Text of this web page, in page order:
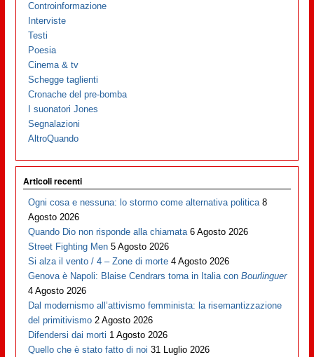
Controinformazione
Interviste
Testi
Poesia
Cinema & tv
Schegge taglienti
Cronache del pre-bomba
I suonatori Jones
Segnalazioni
AltroQuando
Articoli recenti
Ogni cosa e nessuna: lo stormo come alternativa politica 8
Agosto 2026
Quando Dio non risponde alla chiamata 6 Agosto 2026
Street Fighting Men 5 Agosto 2026
Si alza il vento / 4 – Zone di morte 4 Agosto 2026
Genova è Napoli: Blaise Cendrars torna in Italia conBourlinguer
4 Agosto 2026
Dal modernismo all’attivismo femminista: la risemantizzazione
del primitivismo 2 Agosto 2026
Difendersi dai morti 1 Agosto 2026
Quello che è stato fatto di noi 31 Luglio 2026